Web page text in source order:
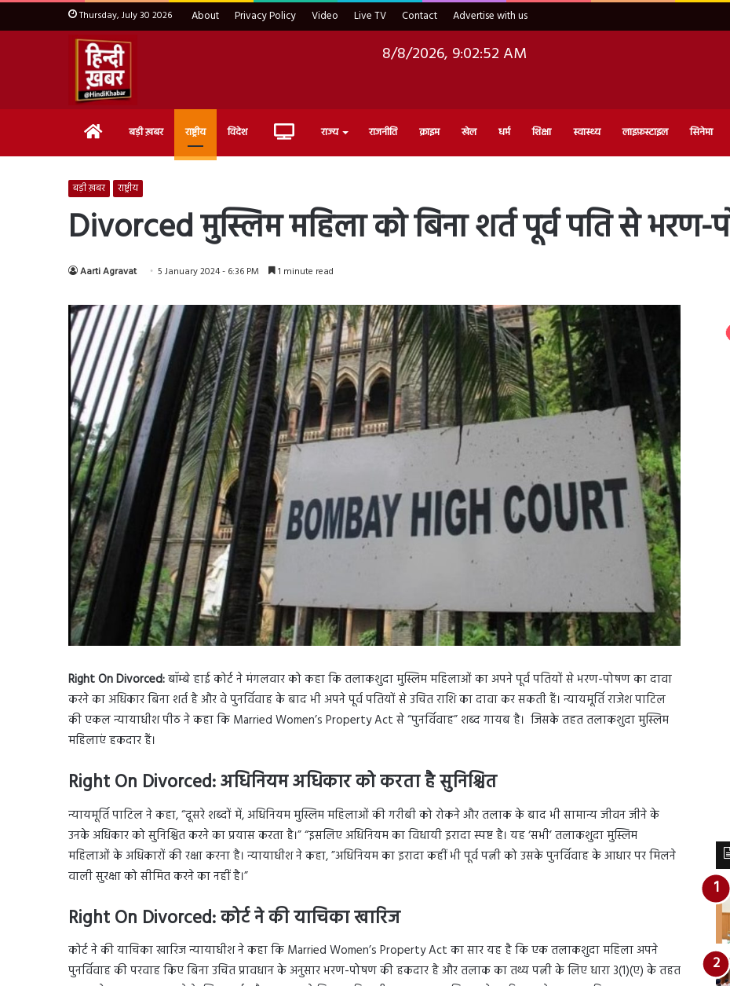
Thursday, July 30 2026 About Privacy Policy Video Live TV Contact Advertise with us
8/8/2026, 9:02:53 AM
Home बड़ी ख़बर राष्ट्रीय विदेश Live राज्य राजनीति क्राइम खेल धर्म शिक्षा स्वास्थ्य लाइफ़स्टाइल सिनेमा
बड़ी ख़बर राष्ट्रीय
Divorced मुस्लिम महिला को बिना शर्त पूर्व पति से
Aarti Agravat 5 January 2024 - 6:36 PM 1 minute read
Right On Divorced:बॉम्बे हाई कोर्ट ने मंगलवार को कहा कि तलाकशुदा मुस्लिम महिलाओं का अपने पूर्व पतियों से भरण-पोषण का दावा
करने का अधिकार बिना शर्त है और वे पुनर्विवाह के बाद भी अपने पूर्व पतियों से उचित राशि का दावा कर सकती हैं। न्यायमूर्ति राजेश पाटिल
की एकल न्यायाधीश पीठ ने कहा कि Married Women’s Property Act से “पुनर्विवाह” शब्द गायब है। जिसके तहत तलाकशुदा मुस्लिम
महिलाएं हकदार हैं।
Right On Divorced:अधिनियम अधिकार को करता है सुनिश्चित
न्यायमूर्ति पाटिल ने कहा, “दूसरे शब्दों में, अधिनियम मुस्लिम महिलाओं की गरीबी को रोकने और तलाक के बाद भी सामान्य जीवन जीने के
उनके अधिकार को सुनिश्चित करने का प्रयास करता है।” “इसलिए अधिनियम का विधायी इरादा स्पष्ट है। यह ‘सभी’ तलाकशुदा मुस्लिम
महिलाओं के अधिकारों की रक्षा करना है। न्यायाधीश ने कहा, ”अधिनियम का इरादा कहीं भी पूर्व पत्नी को उसके पुनर्विवाह के आधार पर मिलने
वाली सुरक्षा को सीमित करने का नहीं है।”
Right On Divorced:कोर्ट ने की याचिका खारिज
कोर्ट ने की याचिका खारिज न्यायाधीश ने कहा कि Married Women’s Property Act का सार यह है कि एक तलाकशुदा महिला अपने
पुनर्विवाह की परवाह किए बिना उचित प्रावधान के अनुसार भरण-पोषण की हकदार है और तलाक का तथ्य पत्नी के लिए धारा 3(1)(ए) के तहत